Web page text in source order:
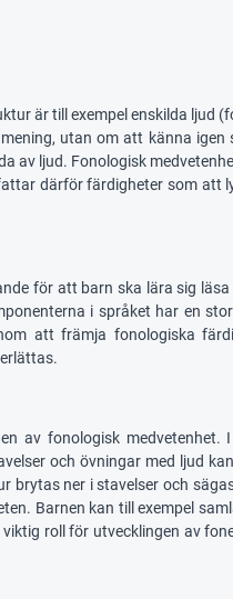
är till exempel enskilda ljud
utan om att känna
av ljud. Fonologisk
därför färdigheter som att
för att barn ska lära sig
i språket har en
att främja fonologiska
av fonologisk medvetenhet.
och övningar med ljud
brytas ner i stavelser och
Barnen kan till exempel
roll för utvecklingen av